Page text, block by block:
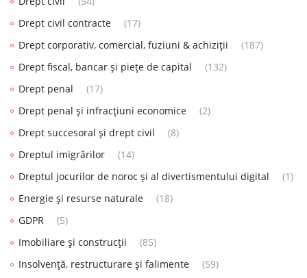
Drept civil contracte
(17)
Drept corporativ, comercial, fuziuni & achiziții
(187)
Drept fiscal, bancar și piețe de capital
(132)
Drept penal
(17)
Drept penal și infracțiuni economice
(2)
Drept succesoral și drept civil
(8)
Dreptul imigrărilor
(14)
Dreptul jocurilor de noroc și al divertismentului digital
(1)
Energie și resurse naturale
(18)
GDPR
(5)
Imobiliare și construcții
(85)
Insolvență, restructurare și falimente
(59)